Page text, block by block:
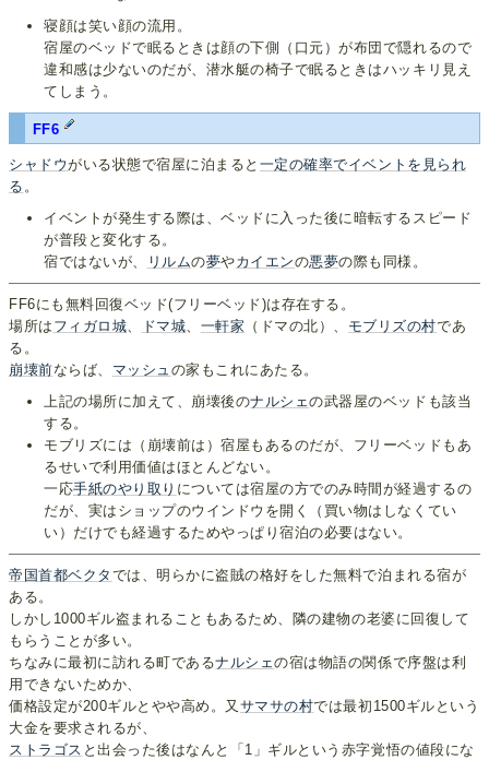
寝顔は笑い顔の流用。
宿屋のベッドで眠るときは顔の下側（口元）が布団で隠れるので
違和感は少ないのだが、潜水艇の椅子で眠るときはハッキリ見え
てしまう。
FF6
シャドウがいる状態で宿屋に泊まると 一定の確率でイベントを見られ
る 。
イベントが発生する際は、ベッドに入った後に暗転するスピード
が普段と変化する。
宿ではないが、
リルムの夢やカイエンの悪夢の際も同様。
FF6にも無料回復ベッド(フリーベッド)は存在する。
場所は フィガロ城 ドマ城 一軒家 （ドマの北）、 モブリズの村であ
る。
崩壊前ならば、 マッシュ の家もこれにあたる。
上記の場所に加えて、崩壊後のナルシェの武器屋のベッドも該当
する。
モブリズには（崩壊前は）宿屋もあるのだが、フリーベッドもあ
るせいで利用価値はほとんどない。
一応手紙のやり取り については宿屋の方でのみ時間が経過するの
だが、実はショップのウインドウを開く（買い物はしなくてい
い）だけでも経過するためやっぱり宿泊の必要はない。
帝国首都ベクタ では、明らかに盗賊の格好をした無料で泊まれる宿が
ある。
しかし1000ギル盗まれることもあるため、隣の建物の老婆に回復して
もらうことが多い。
ちなみに最初に訪れる町であるナルシェの宿は物語の関係で序盤は利
用できないためか、
価格設定が200ギルとやや高め。又 サマサの村では最初1500ギルという
大金を要求されるが、
ストラゴス と出会った後はなんと「1」ギルという赤字覚悟の値段にな